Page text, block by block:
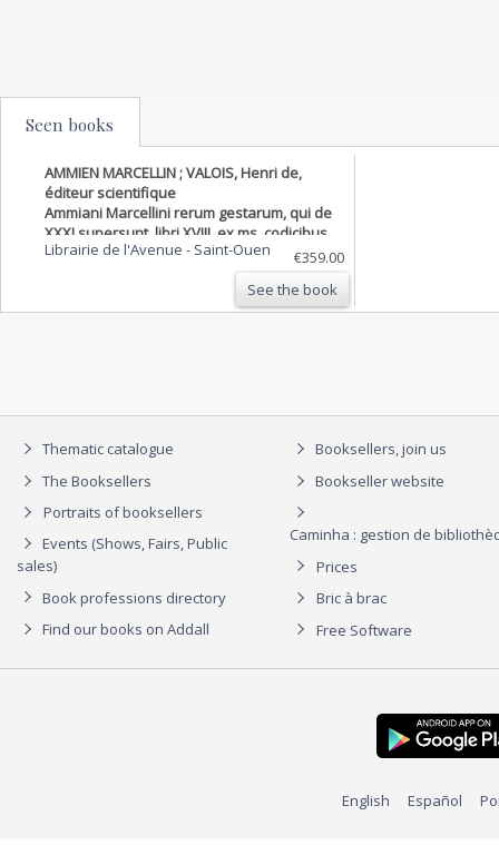
Seen books
AMMIEN MARCELLIN ; VALOIS, Henri de,
éditeur scientifique
Ammiani Marcellini rerum gestarum, qui de
XXXI supersunt, libri XVIII, ex ms. codicibus
emendati ab Henrico Valesio, et
annotationibus illustrati. Adjecta sunt
excerpta de gestis Constantini nondum
edita
Librairie de l'Avenue - Saint-Ouen
€359.00
See the book
Thematic catalogue
The Booksellers
Portraits of booksellers
Events (Shows, Fairs, Public
sales)
Book professions directory
Find our books on Addall
Booksellers, join us
Bookseller website
Caminha : gestion de
Prices
Bric à brac
Free Software
English Español